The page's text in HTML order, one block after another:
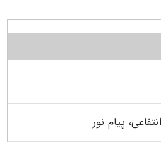
پیام نور